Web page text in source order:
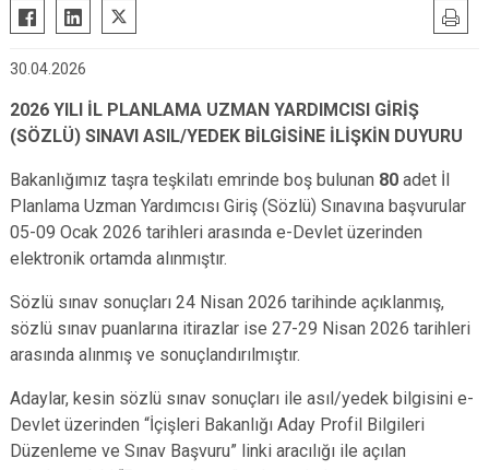
30.04.2026
2026 YILI İL PLANLAMA UZMAN YARDIMCISI GİRİŞ
(SÖZLÜ) SINAVI ASIL/YEDEK BİLGİSİNE İLİŞKİN DUYURU
Bakanlığımız taşra teşkilatı emrinde boş bulunan 80 adet İl
Planlama Uzman Yardımcısı Giriş (Sözlü) Sınavına başvurular
05-09 Ocak 2026 tarihleri arasında e-Devlet üzerinden
elektronik ortamda alınmıştır.
Sözlü sınav sonuçları 24 Nisan 2026 tarihinde açıklanmış,
sözlü sınav puanlarına itirazlar ise 27-29 Nisan 2026 tarihleri
arasında alınmış ve sonuçlandırılmıştır.
Adaylar, kesin sözlü sınav sonuçları ile asıl/yedek bilgisini e-
Devlet üzerinden “İçişleri Bakanlığı Aday Profil Bilgileri
Düzenleme ve Sınav Başvuru” linki aracılığı ile açılan